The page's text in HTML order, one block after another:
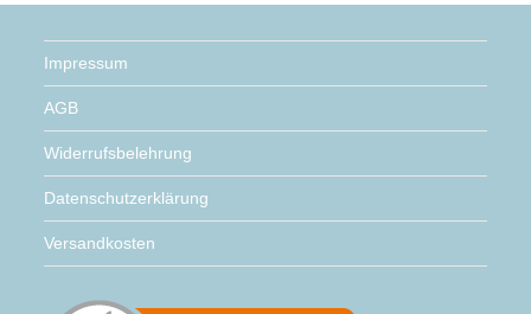
Impressum
AGB
Widerrufsbelehrung
Datenschutzerklärung
Versandkosten